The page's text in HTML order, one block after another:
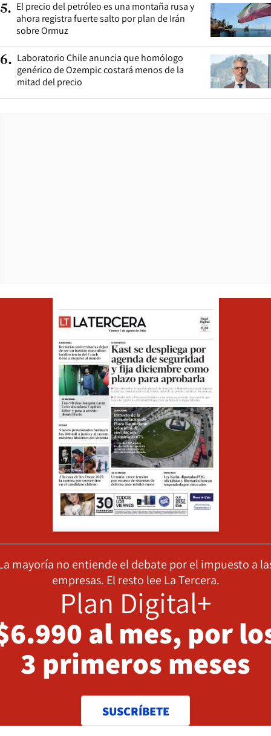
5. El precio del petróleo es una montaña rusa y
ahora registra fuerte salto por plan de Irán
sobre Ormuz
6. Laboratorio Chile anuncia que homólogo
genérico de Ozempic costará menos de la
mitad del precio
mayoría no entiende el debate por el impuesto a
empresas. El resto lee La Tercera.
Plan Digital+
al mes, por
3 primeros meses
SUSCRÍBETE